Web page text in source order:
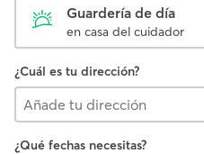
Guardería de día
en casa del cuidador
¿Cuál es tu dirección?
¿Qué fechas necesitas?